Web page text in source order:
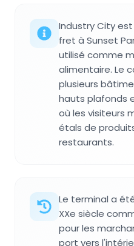
Industry City
fret à Sunset
utilisé comme
alimentaire. Le
plusieurs
hauts plafonds
où les visiteurs
étals de
restaurants.
Le terminal a
XXe siècle
pour les
port vers